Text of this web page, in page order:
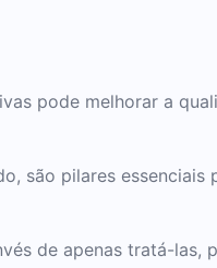
pode melhorar a
são pilares essenciais
de apenas tratá-las,